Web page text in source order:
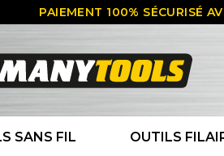
PAIEMENT 100% SÉCURISÉ
SANS FIL OUTILS